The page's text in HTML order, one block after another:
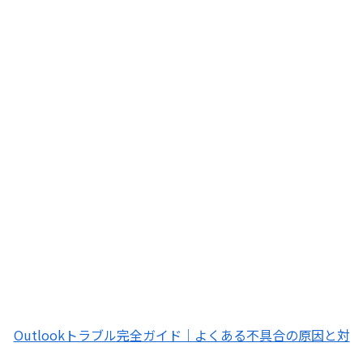
Outlookトラブル完全ガイド｜よくある不具合の原因と対